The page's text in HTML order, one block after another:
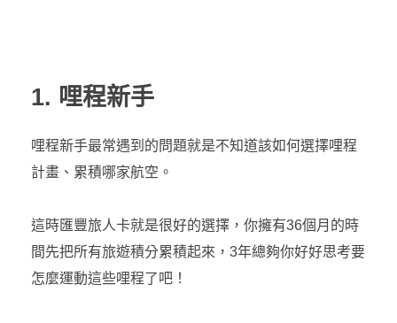
1. 哩程新手
哩程新手最常遇到的問題就是不知道該如何選擇哩程
計畫、累積哪家航空。
這時匯豐旅人卡就是很好的選擇，你擁有36個月的時
間先把所有旅遊積分累積起來，3年總夠你好好思考要
怎麼運動這些哩程了吧！